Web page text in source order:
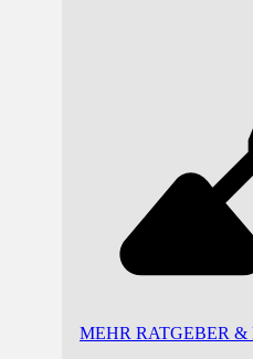
MEHR RATGEBER &